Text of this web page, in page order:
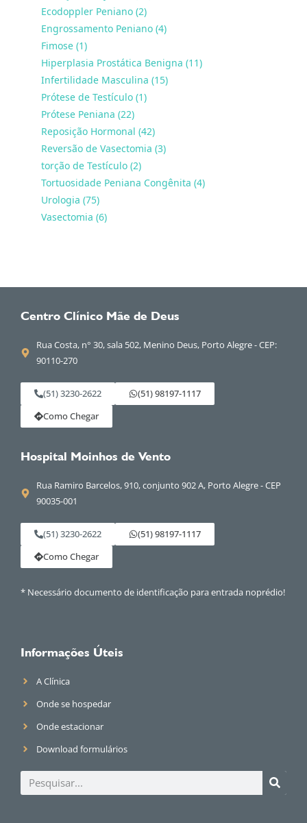
Ecodoppler Peniano (2)
Engrossamento Peniano (4)
Fimose (1)
Hiperplasia Prostática Benigna (11)
Infertilidade Masculina (15)
Prótese de Testículo (1)
Prótese Peniana (22)
Reposição Hormonal (42)
Reversão de Vasectomia (3)
torção de Testículo (2)
Tortuosidade Peniana Congênita (4)
Urologia (75)
Vasectomia (6)
Centro Clínico Mãe de Deus
Rua Costa, n° 30, sala 502, Menino Deus, Porto Alegre - CEP:
90110-270
(51) 3230-2622
(51) 98197-1117
Como Chegar
Hospital Moinhos de Vento
Rua Ramiro Barcelos, 910, conjunto 902 A, Porto Alegre - CEP
90035-001
(51) 3230-2622
(51) 98197-1117
Como Chegar
* Necessário documento de identificação para entrada noprédio!
Informações Úteis
A Clínica
Onde se hospedar
Onde estacionar
Download formulários